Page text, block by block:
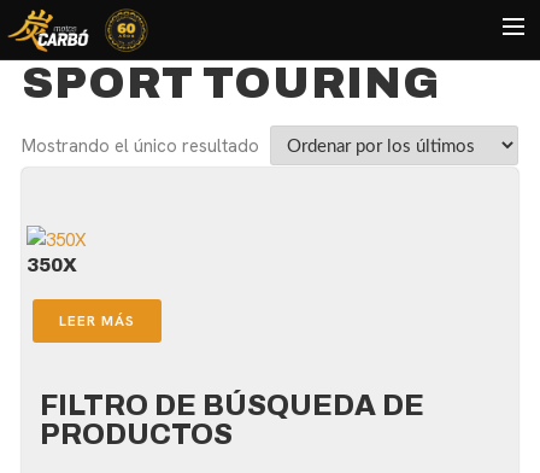
HOME
MOTOS USADAS
BLOG
Search
SPORT TOURING
Mostrando el único resultado
350X
LEER MÁS
FILTRO DE BÚSQUEDA DE
PRODUCTOS